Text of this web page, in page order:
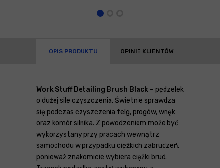
OPIS PRODUKTU OPINIE KLIENTÓW
Work Stuff Detailing Brush Black – pędzelek
o dużej sile czyszczenia. Świetnie sprawdza
się podczas czyszczenia felg, progów, wnęk
oraz komór silnika. Z powodzeniem może być
wykorzystany przy pracach wewnątrz
samochodu w przypadku ciężkich zabrudzeń,
ponieważ znakomicie wybiera ciężki brud.